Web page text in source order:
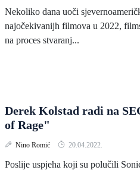
Nekoliko dana uoči
najočekivanijh filmova u 2022,
na proces stvaranj...
Derek Kolstad radi na
of Rage"
Nino Romić 20.04.2022.
Poslije uspjeha koji su polučili